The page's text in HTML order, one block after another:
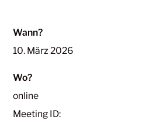
Wann?
10. März 2026
Wo?
online
Meeting ID: